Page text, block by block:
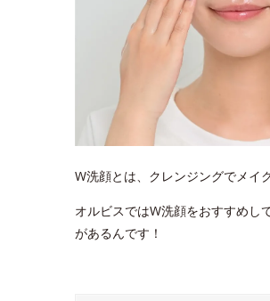
W洗顔とは、クレンジングでメイ
オルビスではW洗顔をおすすめし
があるんです！